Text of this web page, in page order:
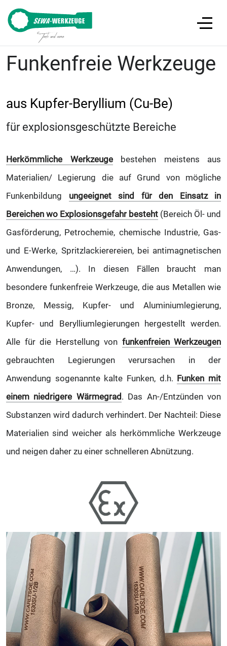
Funkenfreie Werkzeuge
aus Kupfer-Beryllium (Cu-Be)
für explosionsgeschützte Bereiche
Herkömmliche Werkzeugebestehen meistens aus
Materialien/ Legierung die auf Grund von mögliche
Funkenbildung ungeeignet sind für den Einsatz in
Bereichen wo Explosionsgefahr besteht (Bereich Öl- und
Gasförderung, Petrochemie, chemische Industrie, Gas-
und E-Werke, Spritzlackierereien, bei antimagnetischen
Anwendungen, …). In diesen Fällen braucht man
besondere funkenfreie Werkzeuge, die aus Metallen wie
Bronze, Messig, Kupfer- und Aluminiumlegierung,
Kupfer- und Berylliumlegierungen hergestellt werden.
Alle für die Herstellung von funkenfreien Werkzeugen
gebrauchten Legierungen verursachen in der
Anwendung sogenannte kalte Funken, d.h. Funken mit
einem niedrigere Wärmegrad. Das An-/Entzünden von
Substanzen wird dadurch verhindert. Der Nachteil: Diese
Materialien sind weicher als herkömmliche Werkzeuge
und neigen daher zu einer schnelleren Abnützung.